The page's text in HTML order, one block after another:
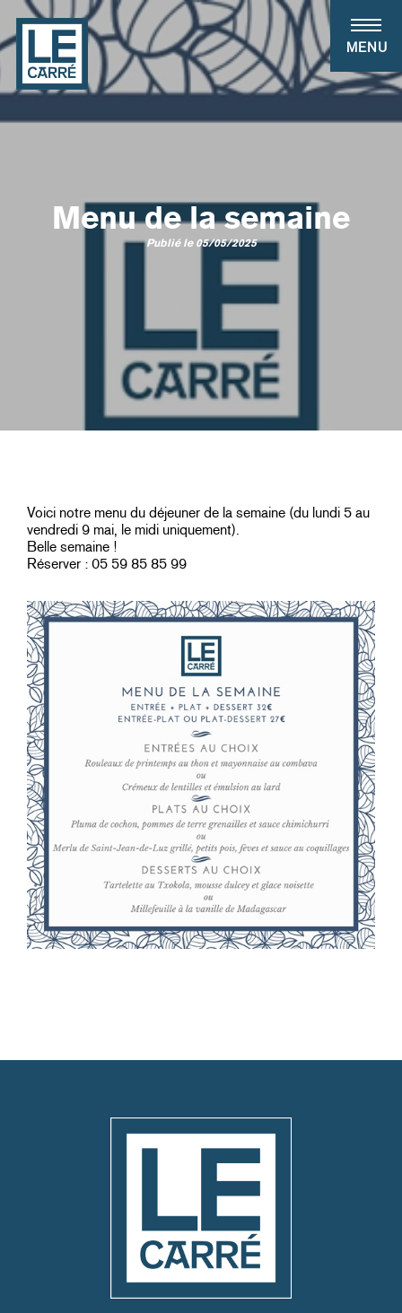
Panneau de gestion des cookies
MENU
Menu de la semaine
Voici notre menu du déjeuner de la semaine (du lundi 5 au
vendredi 9 mai, le midi uniquement).
Belle semaine !
Réserver : 05 59 85 85 99